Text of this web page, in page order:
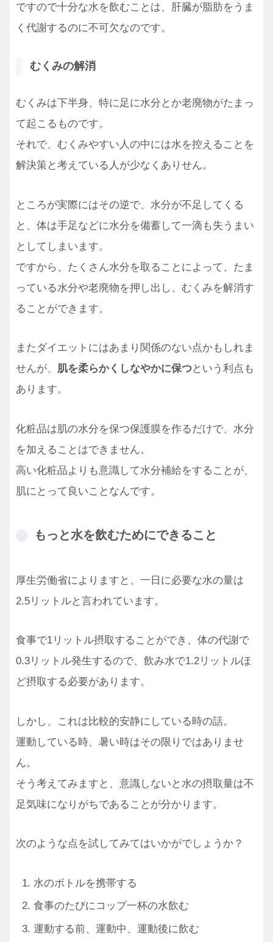
ですので十分な水を飲むことは、肝臓が脂肪をうま
く代謝するのに不可欠なのです。
むくみの解消
むくみは下半身、特に足に水分とか老廃物がたまっ
て起こるものです。
それで、むくみやすい人の中には水を控えることを
解決策と考えている人が少なくありせん。
ところが実際にはその逆で、水分が不足してくる
と、体は手足などに水分を備蓄して一滴も失うまい
としてしまいます。
ですから、たくさん水分を取ることによって、たま
っている水分や老廃物を押し出し、むくみを解消す
ることができます。
またダイエットにはあまり関係のない点かもしれま
せんが、 肌を柔らかくしなやかに保つという利点も
あります。
化粧品は肌の水分を保つ保護膜を作るだけで、水分
を加えることはできません。
高い化粧品よりも意識して水分補給をすることが、
肌にとって良いことなんです。
もっと水を飲むためにできること
厚生労働省によりますと、一日に必要な水の量は
2.5リットルと言われています。
食事で1リットル摂取することができ、体の代謝で
0.3リットル発生するので、飲み水で1.2リットルほ
ど摂取する必要があります。
しかし、これは比較的安静にしている時の話。
運動している時、暑い時はその限りではありませ
ん。
そう考えてみますと、意識しないと水の摂取量は不
足気味になりがちであることが分かります。
次のような点を試してみてはいかがでしょうか？
水のボトルを携帯する
食事のたびにコップ一杯の水飲む
運動する前、運動中、運動後に飲む